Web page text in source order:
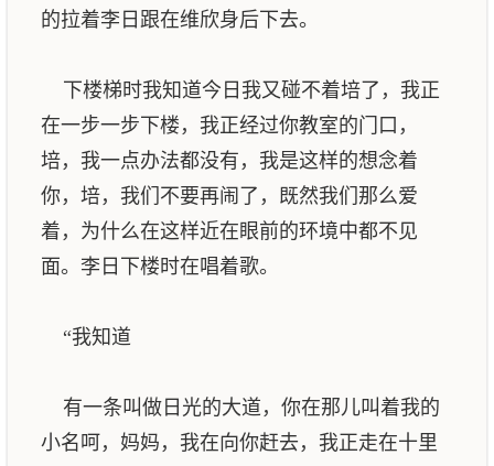
的拉着李日跟在维欣身后下去。
下楼梯时我知道今日我又碰不着培了，我正
在一步一步下楼，我正经过你教室的门口，
培，我一点办法都没有，我是这样的想念着
你，培，我们不要再闹了，既然我们那么爱
着，为什么在这样近在眼前的环境中都不见
面。李日下楼时在唱着歌。
“我知道
有一条叫做日光的大道，你在那儿叫着我的
小名呵，妈妈，我在向你赶去，我正走在十里